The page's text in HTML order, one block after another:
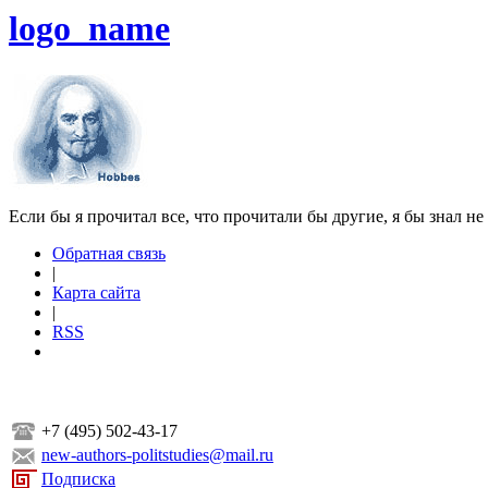
logo_name
Если бы я прочитал все, что прочитали бы другие, я бы знал
Обратная связь
|
Карта сайта
|
RSS
+7 (495) 502-43-17
new-authors-politstudies@mail.ru
Подписка